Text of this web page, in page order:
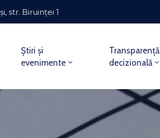
str. Biruinței 1
Știri și
evenimente
Transparență
decizională